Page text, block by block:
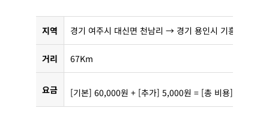
지역 경기 여주시 대신면 천남리 → 경기 용인시 기흥구 공세동
거리 67Km
요금 [기본] 60,000원 + [추가] 5,000원 = [총 비용] 65,000원